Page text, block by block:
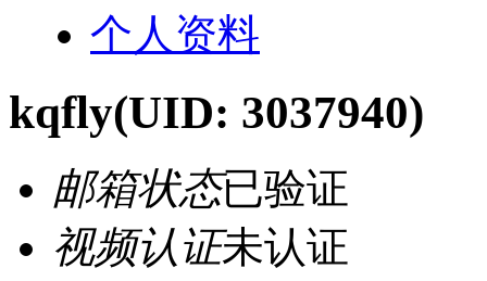
个人资料
kqfly(UID: 3037940)
邮箱状态已验证
视频认证未认证